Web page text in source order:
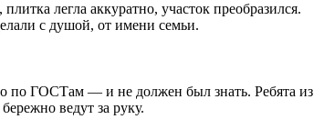
легла аккуратно, участок преобразился.
с душой, от имени семьи.
по ГОСТам — и не должен был знать. Ребята из
ведут за руку.